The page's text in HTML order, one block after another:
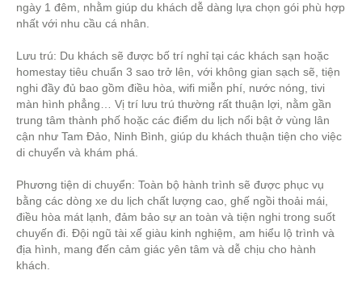
ngày 1 đêm, nhằm giúp du khách dễ dàng lựa chọn gói phù hợp
nhất với nhu cầu cá nhân.
Lưu trú: Du khách sẽ được bố trí nghỉ tại các khách sạn hoặc
homestay tiêu chuẩn 3 sao trở lên, với không gian sạch sẽ, tiện
nghi đầy đủ bao gồm điều hòa, wifi miễn phí, nước nóng, tivi
màn hình phẳng… Vị trí lưu trú thường rất thuận lợi, nằm gần
trung tâm thành phố hoặc các điểm du lịch nổi bật ở vùng lân
cận như Tam Đảo, Ninh Bình, giúp du khách thuận tiện cho việc
di chuyển và khám phá.
Phương tiện di chuyển: Toàn bộ hành trình sẽ được phục vụ
bằng các dòng xe du lịch chất lượng cao, ghế ngồi thoải mái,
điều hòa mát lạnh, đảm bảo sự an toàn và tiện nghi trong suốt
chuyến đi. Đội ngũ tài xế giàu kinh nghiệm, am hiểu lộ trình và
địa hình, mang đến cảm giác yên tâm và dễ chịu cho hành
khách.